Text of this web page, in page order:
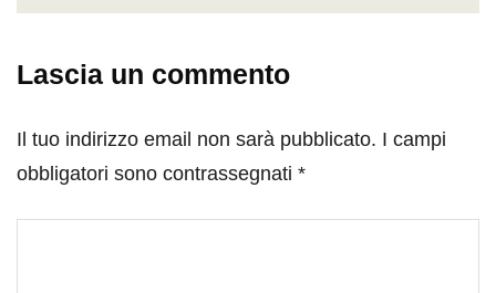
Lascia un commento
Il tuo indirizzo email non sarà pubblicato. I campi
obbligatori sono contrassegnati *